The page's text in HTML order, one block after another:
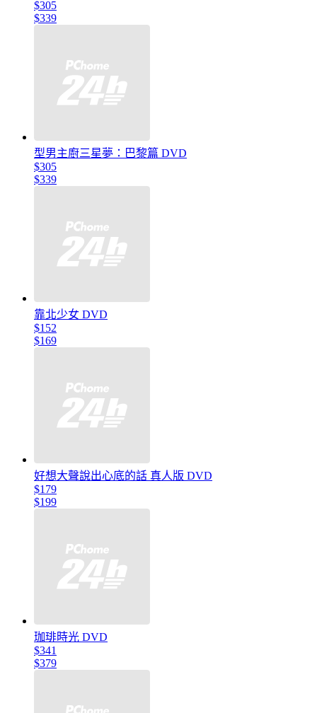
$305
$339
型男主廚三星夢：巴黎篇 DVD
$305
$339
靠北少女 DVD
$152
$169
好想大聲說出心底的話 真人版 DVD
$179
$199
珈琲時光 DVD
$341
$379